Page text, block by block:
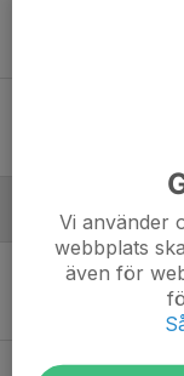
Apollon
Mars
Apollon
Lör 14
Hammarby
Vi använder
webbplats
även för